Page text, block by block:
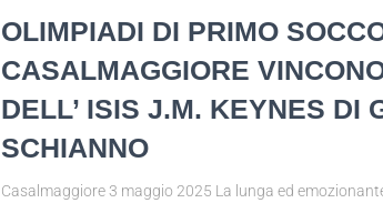
OLIMPIADI DI PRIMO
CASALMAGGIORE
DELL’ ISIS J.M. KEYNES DI
SCHIANNO
Casalmaggiore 3 maggio 2025 La lunga ed